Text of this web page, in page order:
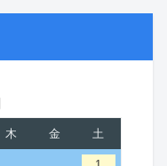
木 金 土